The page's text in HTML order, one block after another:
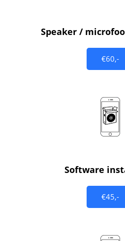
Speaker /
€60,-
Software
€45,-